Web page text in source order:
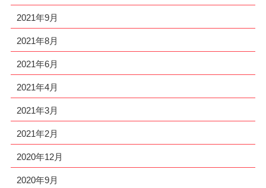
2021年9月
2021年8月
2021年6月
2021年4月
2021年3月
2021年2月
2020年12月
2020年9月